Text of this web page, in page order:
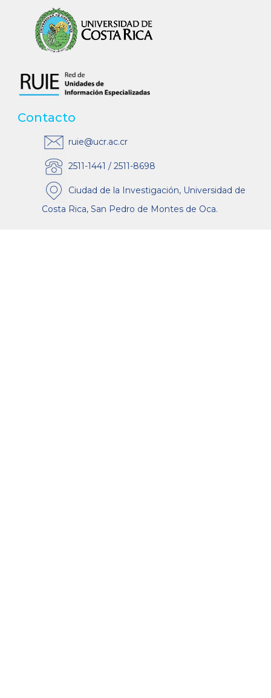
Contacto
ruie@ucr.ac.cr
2511-1441 / 2511-8698
Ciudad de la Investigación, Universidad de
Costa Rica, San Pedro de Montes de Oca.